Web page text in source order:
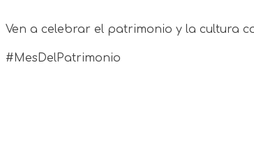
Ven a celebrar el patrimonio y la cultura
#MesDelPatrimonio